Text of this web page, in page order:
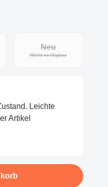
ist zurzeit nicht verfügbar.)
Neu
Nicht verfügbar(Diese Option ist
Leichte
Artikel
ein oder